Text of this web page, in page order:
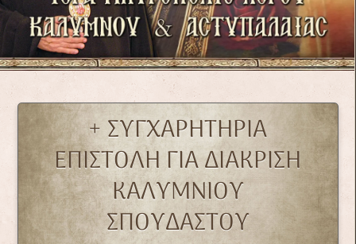
+ ΣΥΓΧΑΡΗΤΗΡΙΑ
ΕΠΙΣΤΟΛΗ ΓΙΑ ΔΙΑΚΡΙΣΗ
ΚΑΛΥΜΝΙΟΥ
ΣΠΟΥΔΑΣΤΟΥ